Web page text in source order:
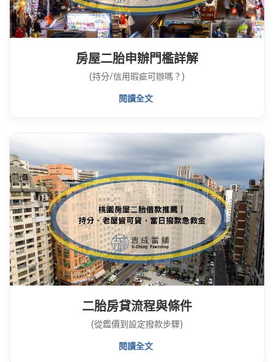
房屋二胎申辦門檻詳解
(持分/信用瑕疵可辦嗎？)
閱讀全文
二胎房貸流程與條件
(從鑑價到設定撥款步驟)
閱讀全文